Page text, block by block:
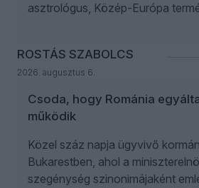
asztrológus, Közép-Európa
ROSTÁS SZABOLCS
2026. augusztus 6.
Csoda, hogy Románia
működik
Közel száz napja ügyvivő
Bukarestben, ahol a
szegénység szinonimájaként